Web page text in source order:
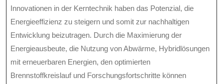
Innovationen in der Kerntechnik haben das Potenzial, die
Energieeffizienz zu steigern und somit zur nachhaltigen
Entwicklung beizutragen. Durch die Maximierung der
Energieausbeute, die Nutzung von Abwärme, Hybridlösungen
mit erneuerbaren Energien, den optimierten
Brennstoffkreislauf und Forschungsfortschritte können